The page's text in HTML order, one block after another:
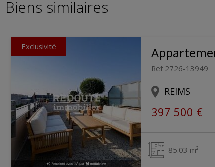
Biens similaires
Exclusivité
Ref 2726-13949
REIMS
397 500 €
85.03 m²